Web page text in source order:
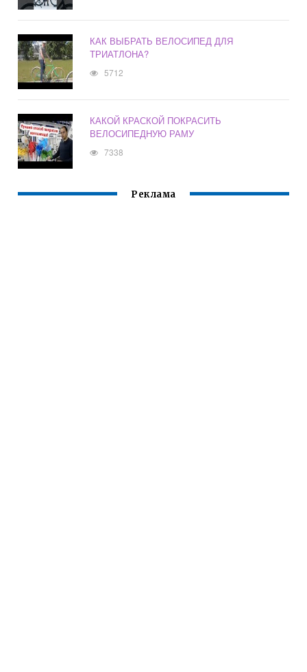
КАК ВЫБРАТЬ ВЕЛОСИПЕД ДЛЯ
ТРИАТЛОНА?
5712
КАКОЙ КРАСКОЙ ПОКРАСИТЬ
ВЕЛОСИПЕДНУЮ РАМУ
7338
Реклама